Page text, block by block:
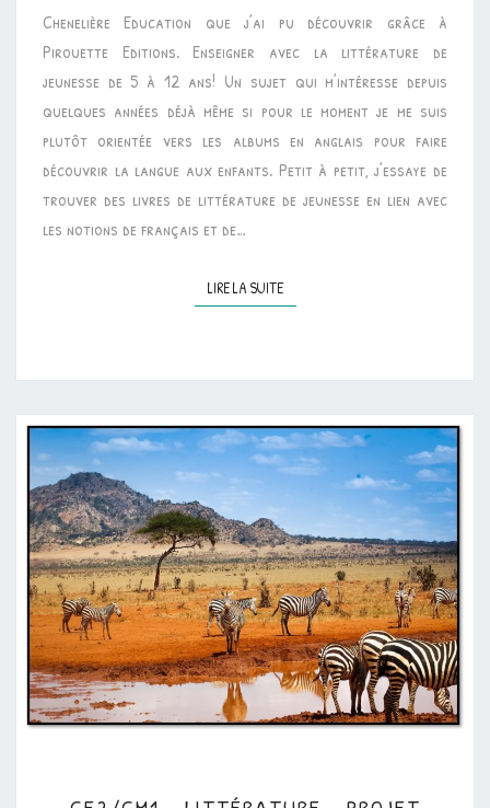
JEUNESSE”
[DIDACTIQUE]
Chenelière Education que j’ai pu découvrir grâce à
Pirouette Editions. Enseigner avec la littérature de
jeunesse de 5 à 12 ans! Un sujet qui m’intéresse depuis
quelques années déjà même si pour le moment je me suis
plutôt orientée vers les albums en anglais pour faire
découvrir la langue aux enfants. Petit à petit, j’essaye de
trouver des livres de littérature de jeunesse en lien avec
les notions de français et de…
LIRE LA SUITELIRE LA SUITE